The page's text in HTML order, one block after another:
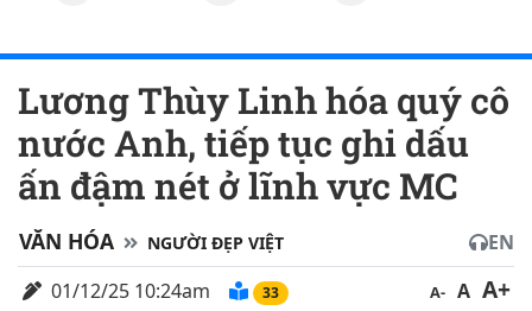
Lương Thùy Linh hóa quý cô
nước Anh, tiếp tục ghi dấu
ấn đậm nét ở lĩnh vực MC
VĂN HÓA NGƯỜI ĐẸP VIỆT
EN
01/12/25 10:24am
33 A- A A+